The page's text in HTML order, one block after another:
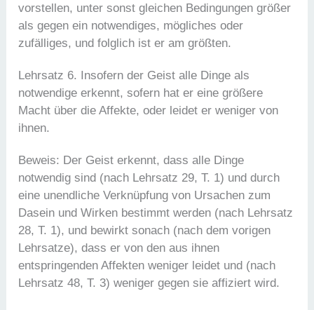
vorstellen, unter sonst gleichen Bedingungen größer
als gegen ein notwendiges, mögliches oder
zufälliges, und folglich ist er am größten.
Lehrsatz 6. Insofern der Geist alle Dinge als
notwendige erkennt, sofern hat er eine größere
Macht über die Affekte, oder leidet er weniger von
ihnen.
Beweis: Der Geist erkennt, dass alle Dinge
notwendig sind (nach Lehrsatz 29, T. 1) und durch
eine unendliche Verknüpfung von Ursachen zum
Dasein und Wirken bestimmt werden (nach Lehrsatz
28, T. 1), und bewirkt sonach (nach dem vorigen
Lehrsatze), dass er von den aus ihnen
entspringenden Affekten weniger leidet und (nach
Lehrsatz 48, T. 3) weniger gegen sie affiziert wird.